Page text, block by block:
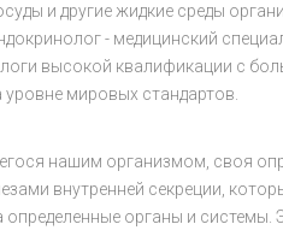
и другие жидкие среды
- медицинский
высокой квалификации с
мировых стандартов.
нашим организмом, своя
внутренней секреции,
органы и